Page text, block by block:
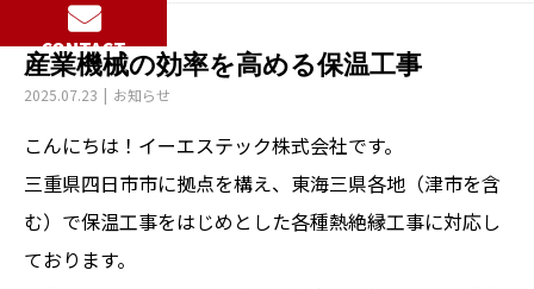
CONTACT
産業機械の効率を高める保温工事
2025.07.23 お知らせ
こんにちは！イーエステック株式会社です。
三重県四日市市に拠点を構え、東海三県各地（津市を含
む）で保温工事をはじめとした各種熱絶縁工事に対応し
ております。